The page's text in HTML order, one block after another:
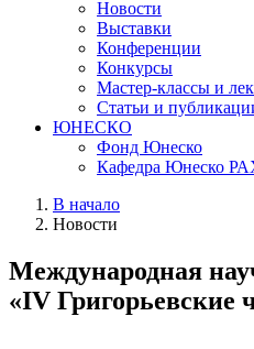
Новости
Выставки
Конференции
Конкурсы
Мастер-классы и
Статьи и
ЮНЕСКО
Фонд Юнеско
Кафедра Юнеско
В начало
Новости
Международная
«IV Григорьевские